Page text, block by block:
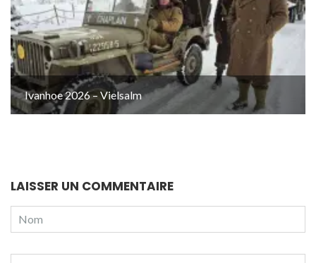
Ivanhoe 2026 – Vielsalm
LAISSER UN COMMENTAIRE